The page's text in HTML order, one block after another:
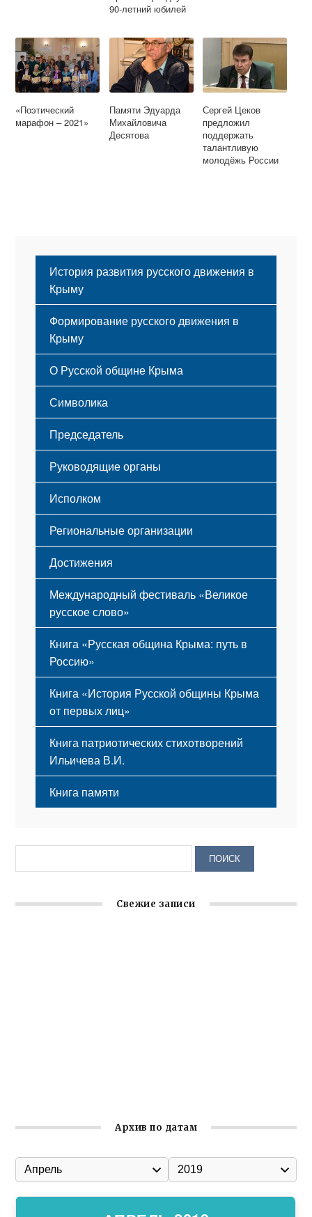
90-летний юбилей
«Поэтический
марафон – 2021»
Памяти Эдуарда
Михайловича
Десятова
Сергей Цеков
предложил
поддержать
талантливую
молодёжь России
История развития русского движения в
Крыму
Формирование русского движения в
Крыму
Русский Крым
О Русской общине Крыма
Этапы становления
Принципы деятельности
Структура
Мероприятия
Символика
Флаг
Герб
Гимн
Председатель
Руководящие органы
Исполком
Региональные организации
Достижения
Международный фестиваль «Великое
русское слово»
Книга «Русская община Крыма: путь в
Россию»
Книга «История Русской общины Крыма
от первых лиц»
Книга патриотических стихотворений
Ильичева В.И.
Книга памяти
Свежие записи
Архив по датам